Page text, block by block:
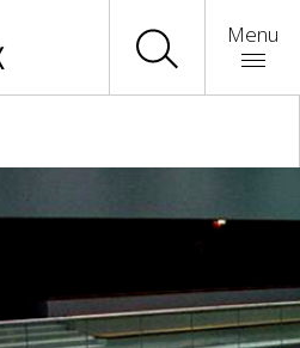
Menu